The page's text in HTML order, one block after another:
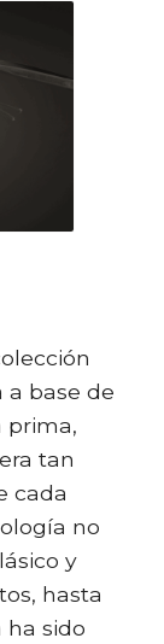
a base de
prima,
tan
cada
no
y
hasta
ha sido